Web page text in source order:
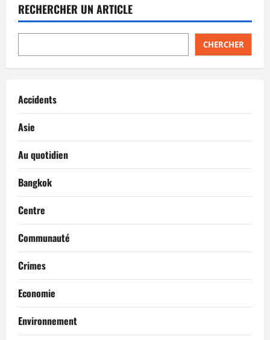
RECHERCHER UN ARTICLE
CHERCHER
Accidents
Asie
Au quotidien
Bangkok
Centre
Communauté
Crimes
Economie
Environnement